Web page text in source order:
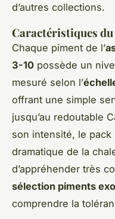
d’autres collections.
Caractéristiques
Chaque piment de l’
3-10 possède un
mesuré selon l’
offrant une simple
jusqu’au redoutable
son intensité, le pack
dramatique de la
d’appréhender très
sélection piments
comprendre la